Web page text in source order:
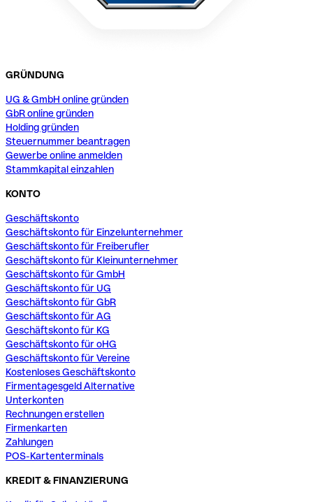
GRÜNDUNG
UG & GmbH online gründen
GbR online gründen
Holding gründen
Steuernummer beantragen
Gewerbe online anmelden
Stammkapital einzahlen
KONTO
Geschäftskonto
Geschäftskonto für Einzelunternehmer
Geschäftskonto für Freiberufler
Geschäftskonto für Kleinunternehmer
Geschäftskonto für GmbH
Geschäftskonto für UG
Geschäftskonto für GbR
Geschäftskonto für AG
Geschäftskonto für KG
Geschäftskonto für oHG
Geschäftskonto für Vereine
Kostenloses Geschäftskonto
Firmentagesgeld Alternative
Unterkonten
Rechnungen erstellen
Firmenkarten
Zahlungen
POS-Kartenterminals
KREDIT & FINANZIERUNG